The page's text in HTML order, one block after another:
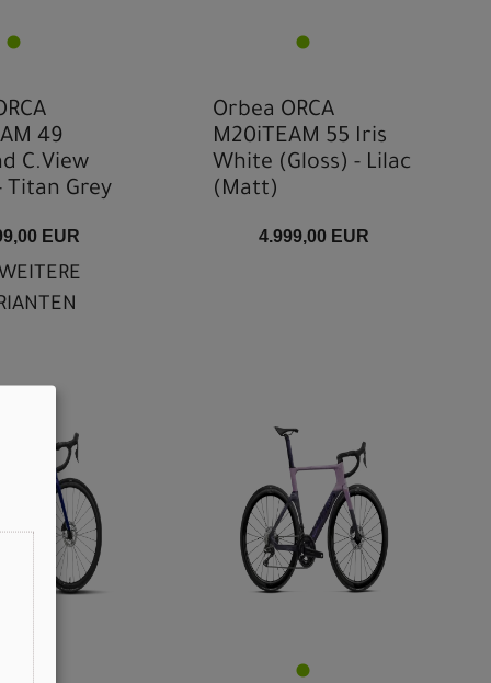
49
C.View
Grey
EUR
WEITERE
Orbea ORCA
M20iTEAM 55 Iris
White (Gloss) - Lilac
(Matt)
4.999,00 EUR